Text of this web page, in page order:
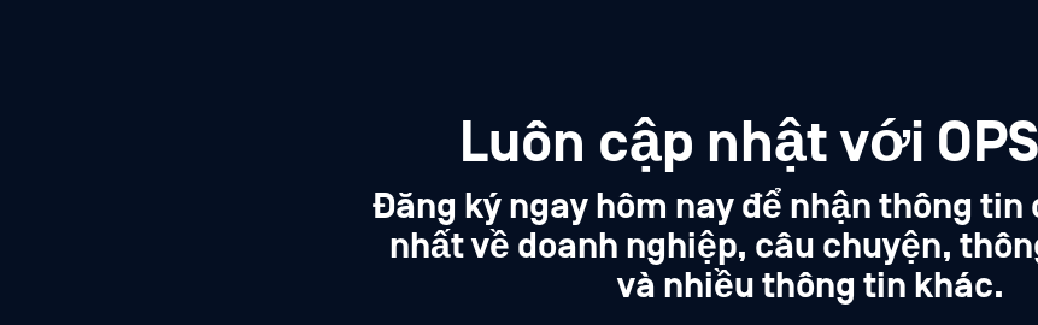
Luôn cập nhật với
Đăng ký ngay hôm nay để nhận thông
nhất về doanh nghiệp, câu chuyện,
và nhiều thông tin khác.